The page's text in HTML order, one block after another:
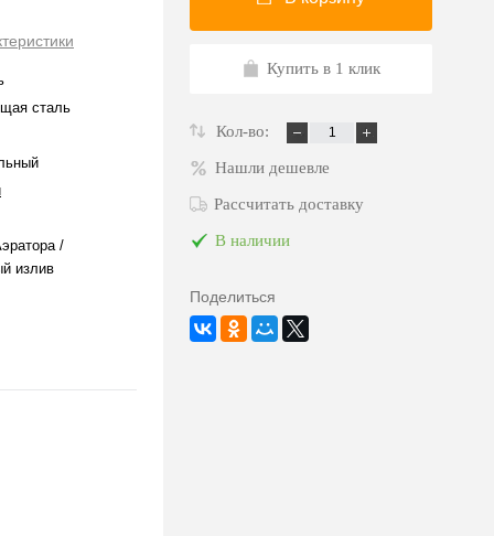
сталь
/
излив
Купить в 1 клик
Кол-во:
Нашли дешевле
Рассчитать доставку
В наличии
Поделиться